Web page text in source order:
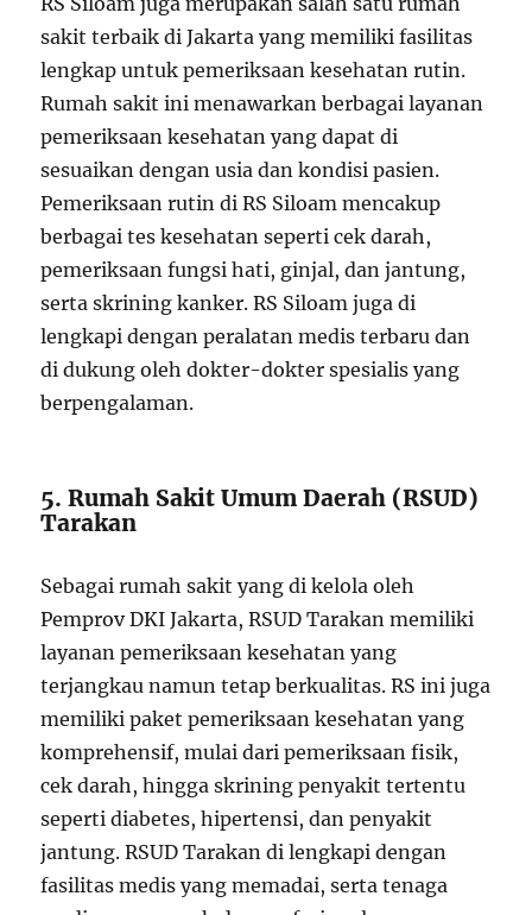
sakit terbaik di Jakarta yang memiliki fasilitas
lengkap untuk pemeriksaan kesehatan rutin.
Rumah sakit ini menawarkan berbagai layanan
pemeriksaan kesehatan yang dapat di
sesuaikan dengan usia dan kondisi pasien.
Pemeriksaan rutin di RS Siloam mencakup
berbagai tes kesehatan seperti cek darah,
pemeriksaan fungsi hati, ginjal, dan jantung,
serta skrining kanker. RS Siloam juga di
lengkapi dengan peralatan medis terbaru dan
di dukung oleh dokter-dokter spesialis yang
berpengalaman.
5. Rumah Sakit Umum Daerah (RSUD)
Tarakan
Sebagai rumah sakit yang di kelola oleh
Pemprov DKI Jakarta, RSUD Tarakan memiliki
layanan pemeriksaan kesehatan yang
terjangkau namun tetap berkualitas. RS ini juga
memiliki paket pemeriksaan kesehatan yang
komprehensif, mulai dari pemeriksaan fisik,
cek darah, hingga skrining penyakit tertentu
seperti diabetes, hipertensi, dan penyakit
jantung. RSUD Tarakan di lengkapi dengan
fasilitas medis yang memadai, serta tenaga